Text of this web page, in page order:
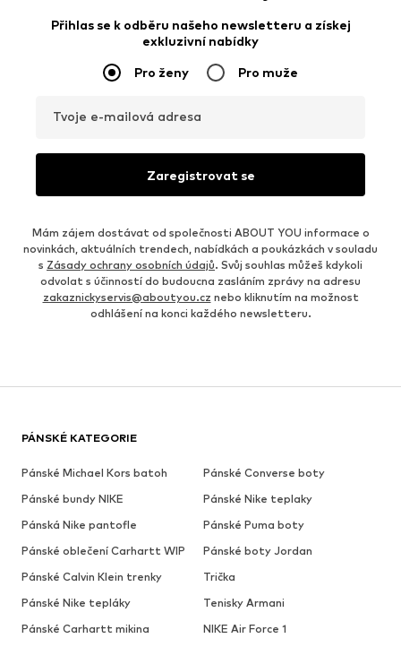
Přihlas se k odběru našeho newsletteru a získej
exkluzivní nabídky
Pro ženy Pro muže
Tvoje e-mailová adresa
Zaregistrovat se
Mám zájem dostávat od společnosti ABOUT YOU informace o
novinkách, aktuálních trendech, nabídkách a poukázkách v souladu
s Zásady ochrany osobních údajů. Svůj souhlas můžeš kdykoli
odvolat s účinností do budoucna zasláním zprávy na adresu
zakaznickyservis@aboutyou.cz nebo kliknutím na možnost
odhlášení na konci každého newsletteru.
PÁNSKÉ KATEGORIE
Pánské Michael Kors batoh
Pánské Converse boty
Pánské bundy NIKE
Pánské Nike teplaky
Pánská Nike pantofle
Pánské Puma boty
Pánské oblečení Carhartt WIP
Pánské boty Jordan
Pánské Calvin Klein trenky
Trička
Pánské Nike tepláky
Tenisky Armani
Pánské Carhartt mikina
NIKE Air Force 1